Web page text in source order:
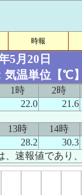
時報
5月20日
気温単位【℃】
1時 2時
22.0 21.6
13時 14時
28.2 30.3
、速報値であり